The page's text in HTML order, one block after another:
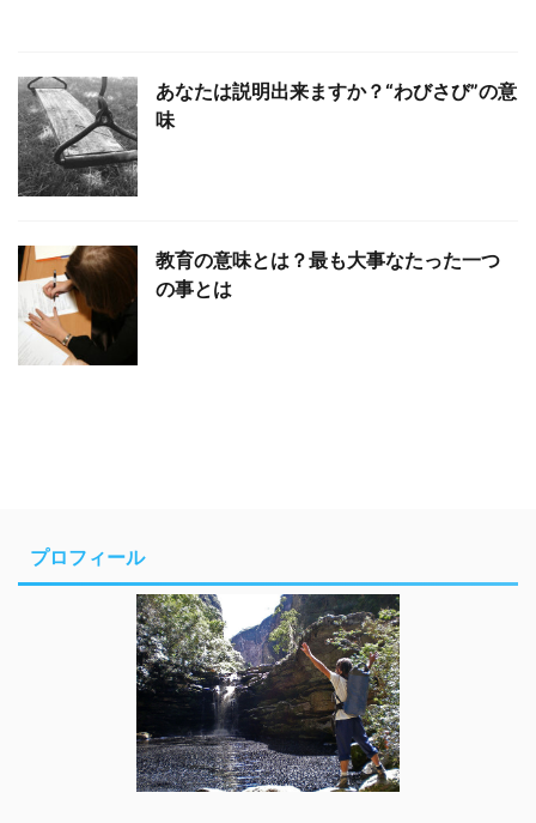
あなたは説明出来ますか？“わびさび”の意
味
教育の意味とは？最も大事なたった一つ
の事とは
プロフィール